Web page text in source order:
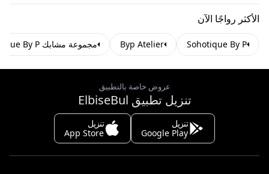
الأكثر رواجًا الآن
Sohotique By P
Byp Atelier مجموعة مشابك Sohotique By P
عروض خاصة بالتطبيق
تنزيل تطبيق ElbiseBul
تنزيل
Google Play
تنزيل
App Store